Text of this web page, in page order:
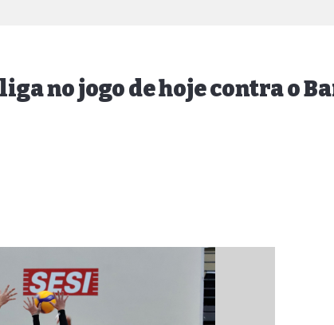
no jogo de hoje contra o